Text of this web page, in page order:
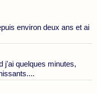
environ deux ans et ai
j'ai quelques minutes,